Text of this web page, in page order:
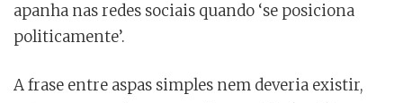
apanha nas redes sociais quando ‘se posiciona
politicamente’.
A frase entre aspas simples nem deveria existir,